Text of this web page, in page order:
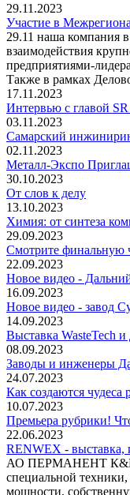
29.11.2023
Участие в
29.11 наша компания
взаимодействия
предприятиями-
Также в рамках
17.11.2023
Интервью с главой
03.11.2023
Самарский
02.11.2023
Металл-Экспо
30.10.2023
От слов к делу
13.10.2023
Химия: от синтеза
29.09.2023
Смотрите финальную
22.09.2023
Новое видео -
16.09.2023
Новое видео - завод
14.09.2023
Выставка WasteTech и
08.09.2023
Заводы и инженеры
24.07.2023
Как создаются
10.07.2023
Премьера рубрики!
22.06.2023
RENWEX - выставка,
АО ПЕРМАНЕНТ К&М
специальной
мощности,